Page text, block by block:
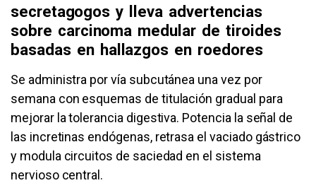
secretagogos y lleva advertencias
sobre carcinoma medular de tiroides
basadas en hallazgos en roedores
Se administra por vía subcutánea una vez por
semana con esquemas de titulación gradual para
mejorar la tolerancia digestiva. Potencia la señal de
las incretinas endógenas, retrasa el vaciado gástrico
y modula circuitos de saciedad en el sistema
nervioso central.